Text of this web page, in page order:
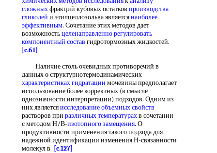
сложныхфракций кубовых остатков производства
гликолей и этилцеллозольва являетсянаиболее
эффективным. Сочетание этих методов дает
возможностьцеленаправленно регулировать
компонентный состав гидротормозных жидкостей.
[c.61]
Наличие столь очевидных противоречий в
данных о структурнотермодинамических
характеристиках гидратации мочевины предполагает
использование более корректных (в смысле
однозначности интерпретации) подходов. Одним из
них являетсяисследование объемных свойств
растворов при различных температурахв сочетании
с методом Н/В-изотопного замещения. О
продуктивности применения такого подхода для
надежной идентификации изменения Н-связанности
молекул в
[c.127]